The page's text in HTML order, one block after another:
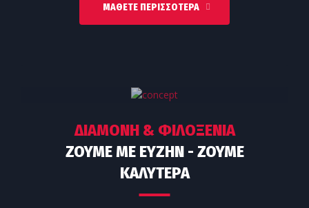
ΜΆΘΕΤΕ ΠΕΡΙΣΣΌΤΕΡΑ
ΔΙΑΜΟΝΗ & ΦΙΛΟΞΕΝΙΑ
ΖΟΥΜΕ ΜΕ ΕΥΖΗΝ - ΖΟΥΜΕ
ΚΑΛΎΤΕΡΑ